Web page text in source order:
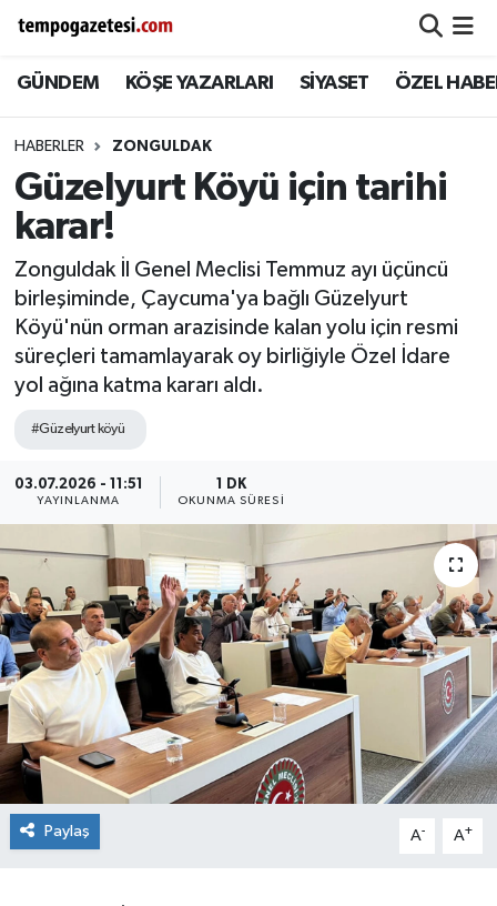
GÜNDEM KÖŞE YAZARLARI SİYASET ÖZEL
HABERLER ZONGULDAK
Güzelyurt Köyü için tarihi
karar!
Zonguldak İl Genel Meclisi Temmuz ayı üçüncü
birleşiminde, Çaycuma'ya bağlı Güzelyurt
Köyü'nün orman arazisinde kalan yolu için resmi
süreçleri tamamlayarak oy birliğiyle Özel İdare
yol ağına katma kararı aldı.
#Güzelyurt köyü
03.07.2026 - 11:51
YAYINLANMA
1 DK
OKUNMA SÜRESI
Paylaş A- A+
Alaplı
Çaycuma
Devrek
Gökçebey
GÜNDEM
Kilimli
Kozlu
SPOR
YAŞAM
Zonguldak
Zonguldak Nöbetçi Eczaneler
Zonguldak Hava Durumu
Zonguldak Namaz Vakitleri
Zonguldak Trafik Yoğunluk Haritası
Süper Lig Puan Durumu ve Fikstür
Tüm Manşetler
Son Dakika Haberleri
Haber Arşivi